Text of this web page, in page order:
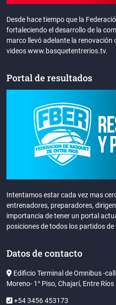
Desde hace tiempo que la
fortaleciendo el desarrollo de la
marco llevó adelante la
videos www.basquetentrerios.tv.
Portal de resultados
Intentamos estar cada vez mas
entrenadores, preparadores,
importancia de tener un portal
posiciones de todos los partidos
Datos de contacto
Edificio Terminal de Omnibus -
Moreno- 1° Piso, Chajarí, Entre Ríos
+54 3456 453173